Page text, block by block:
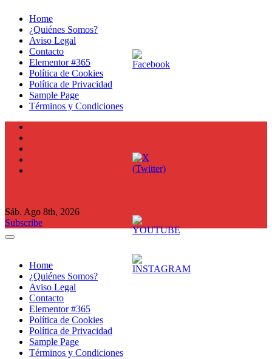
contenido
Home
¿Quiénes Somos?
Aviso Legal
Contacto
Elementor #365
Política de Cookies
Política de Privacidad
Sample Page
Términos y Condiciones
Sáb. Ago 8th, 2026
Subscribe
Home
¿Quiénes Somos?
Aviso Legal
Contacto
Elementor #365
Política de Cookies
Política de Privacidad
Sample Page
Términos y Condiciones